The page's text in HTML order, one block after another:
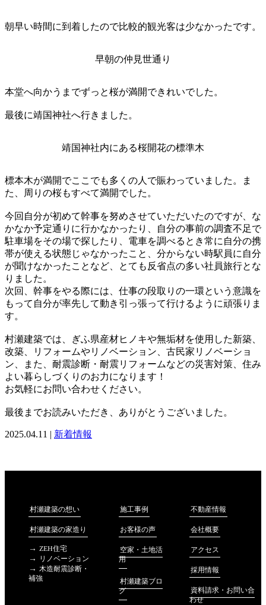
朝早い時間に到着したので比較的観光客は少なかったです。
早朝の仲見世通り
本堂へ向かうまでずっと桜が満開できれいでした。
最後に靖国神社へ行きました。
靖国神社内にある桜開花の標準木
標本木が満開でここでも多くの人で賑わっていました。ま
た、周りの桜もすべて満開でした。
今回自分が初めて幹事を努めさせていただいたのですが、な
かなか予定通りに行かなかったり、自分の事前の調査不足で
駐車場をその場で探したり、電車を調べるとき常に自分の携
帯が使える状態じゃなかったこと、分からない時駅員に自分
が聞けなかったことなど、とても反省点の多い社員旅行とな
りました。
次回、幹事をやる際には、仕事の段取りの一環という意識を
もって自分が率先して動き引っ張って行けるように頑張りま
す。
村瀬建築では、ぎふ県産材ヒノキや無垢材を使用した新築、
改築、リフォームやリノベーション、古民家リノベーショ
ン、また、耐震診断・耐震リフォームなどの災害対策、住み
よい暮らしづくりのお力になります！
お気軽にお問い合わせください。
最後までお読みいただき、ありがとうございました。
2025.04.11 | 新着情報
村瀬建築の想い
村瀬建築の家造り
ZEH住宅
リノベーション
木造耐震診断・
補強
施工事例
お客様の声
空家・土地活
用
村瀬建築ブロ
グ
不動産情報
会社概要
アクセス
採用情報
資料請求・お問い合
わせ